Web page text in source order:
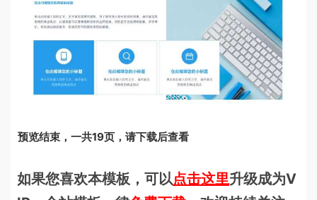
预览结束，一共19页，请下载后查看
如果您喜欢本模板，可以点击这里升级成为V